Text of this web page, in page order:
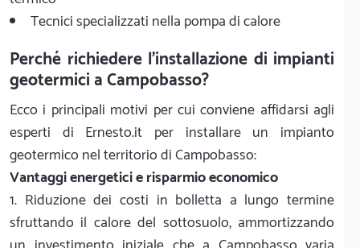
Tecnici specializzati nella pompa di calore
Perché richiedere l'installazione di impianti
geotermici a Campobasso?
Ecco i principali motivi per cui conviene affidarsi agli
esperti di Ernesto.it per installare un impianto
geotermico nel territorio di Campobasso:
Vantaggi energetici e risparmio economico
1. Riduzione dei costi in bolletta a lungo termine
sfruttando il calore del sottosuolo, ammortizzando